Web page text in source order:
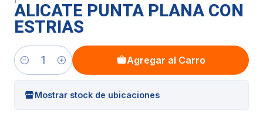
ALICATE PUNTA PLANA CON
ESTRIAS
Cantidad
Agregar al Carro
Mostrar stock de ubicaciones